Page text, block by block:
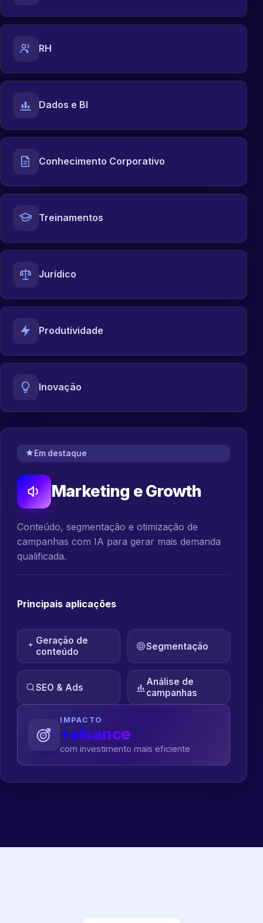
RH
Dados e BI
Conhecimento Corporativo
Treinamentos
Jurídico
Produtividade
Inovação
Em destaque
Marketing e Growth
Conteúdo, segmentação e otimização de
campanhas com IA para gerar mais demanda
qualificada.
Principais aplicações
Geração de
conteúdo
Segmentação
SEO & Ads
Análise de
campanhas
IMPACTO
+alcance
com investimento mais eficiente